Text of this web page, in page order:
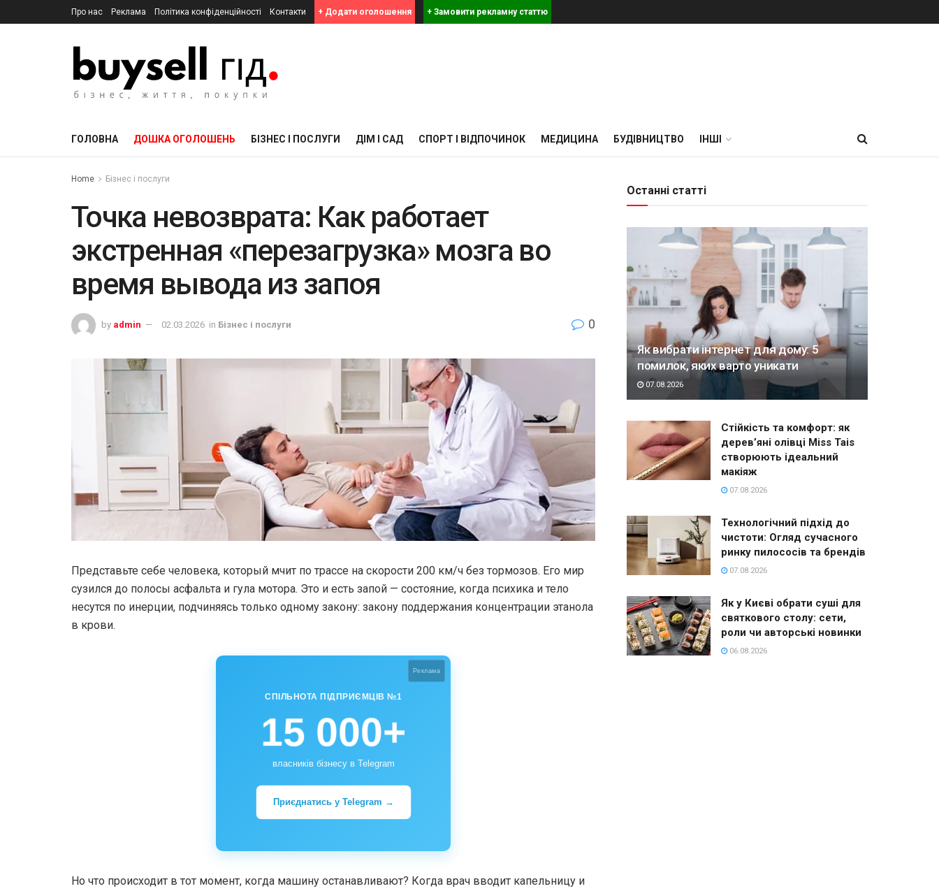
Про нас Реклама Політика конфіденційності Контакти + Додати оголошення + Замовити рекламну статтю
ГОЛОВНА ДОШКА ОГОЛОШЕНЬ БІЗНЕС І ПОСЛУГИ ДІМ І САД СПОРТ І ВІДПОЧИНОК МЕДИЦИНА БУДІВНИЦТВО ІНШІ
Home Бізнес і послуги
Точка невозврата: Как работает
экстренная «перезагрузка» мозга во
время вывода из запоя
by admin 02.03.2026 in Бізнес і послуги 0
Представьте себе человека, который мчит по трассе на скорости 200 км/ч без тормозов. Его мир
сузился до полосы асфальта и гула мотора. Это и есть запой — состояние, когда психика и тело
несутся по инерции, подчиняясь только одному закону: закону поддержания концентрации этанола
в крови.
Реклама
СПІЛЬНОТА ПІДПРИЄМЦІВ №1
15 000+
власників бізнесу в Telegram
Приєднатись у Telegram →
Но что происходит в тот момент, когда машину останавливают? Когда врач вводит капельницу и
Останні статті
Як вибрати інтернет для дому: 5
помилок, яких варто уникати
07.08.2026
Стійкість та комфорт: як
дерев’яні олівці Miss Tais
створюють ідеальний
макіяж
07.08.2026
Технологічний підхід до
чистоти: Огляд сучасного
ринку пилососів та брендів
07.08.2026
Як у Києві обрати суші для
святкового столу: сети,
роли чи авторські новинки
06.08.2026